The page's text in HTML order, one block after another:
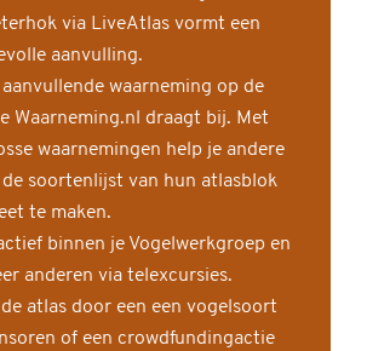
via LiveAtlas vormt een
aanvulling.
aanvullende waarneming op de
Waarneming.nl draagt bij. Met
waarnemingen help je andere
soortenlijst van hun atlasblok
te maken.
binnen je Vogelwerkgroep en
anderen via telexcursies.
atlas door een een vogelsoort
of een crowdfundingactie